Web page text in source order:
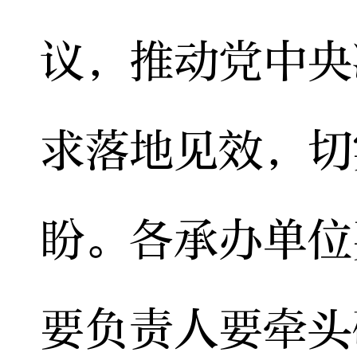
议，推动党中
求落地见效，
盼。各承办单
要负责人要牵